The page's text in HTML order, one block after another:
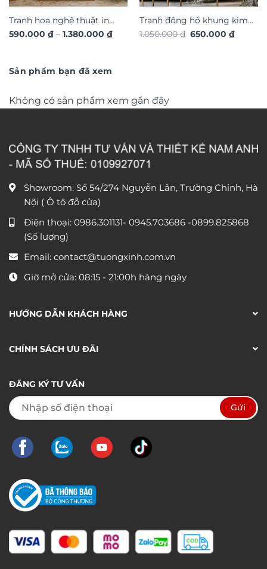
Tranh hoa nghệ thuật in
hiệu ứng dát vàng nổi 3D
590.000 ₫ – 1.380.000 ₫Khoảng
Tranh đồng hồ khung kim
loại cao cấp xu hướng trang
1.050.000₫ Giá
650.000₫Giá
Sản phẩm bạn đã xem
Không có sản phẩm xem gần đây
Showroom: Số 54/274 Nguyễn Lân, Trường Chinh, Hà
Nội ( Ô tô đỗ cửa)
Điện thoại: 0986.301131- 0945.703686 -0899.825868
(Số lượng)
Email: contact@tuongxinh.com.vn
Giờ mở cửa: 08:15 - 21:00h hàng ngày
HƯỚNG DẪN KHÁCH HÀNG
CHÍNH SÁCH ƯU ĐÃI
ĐĂNG KÝ TƯ VẤN